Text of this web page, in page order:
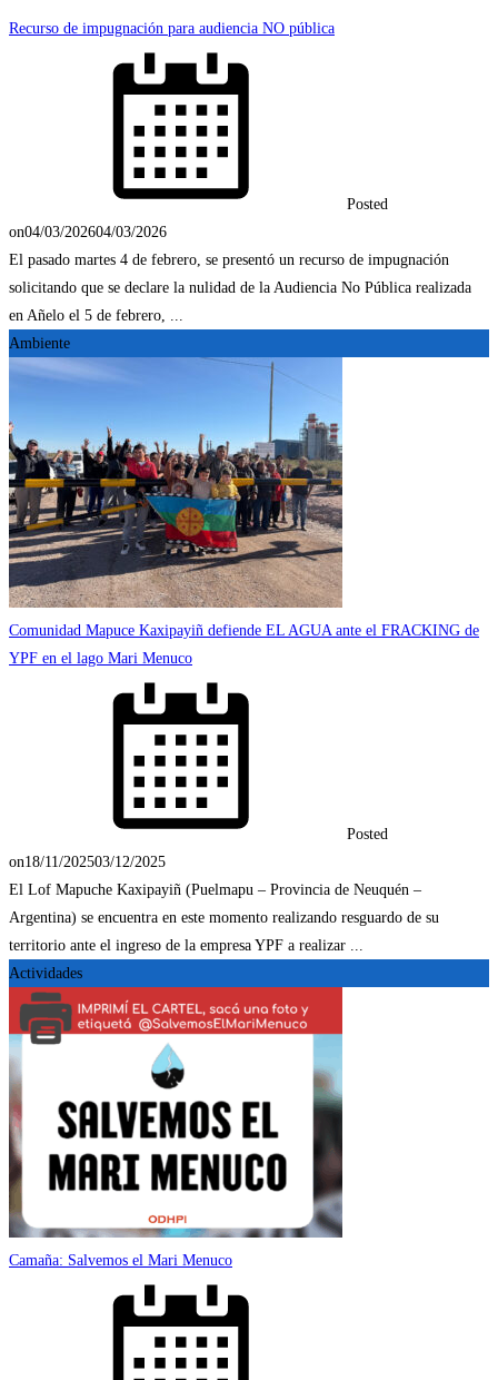
Recurso de impugnación para audiencia NO pública
Posted
on04/03/202604/03/2026
El pasado martes 4 de febrero, se presentó un recurso de impugnación
solicitando que se declare la nulidad de la Audiencia No Pública realizada
en Añelo el 5 de febrero, ...
Ambiente
Comunidad Mapuce Kaxipayiñ defiende EL AGUA ante el FRACKING de
YPF en el lago Mari Menuco
Posted
on18/11/202503/12/2025
El Lof Mapuche Kaxipayiñ (Puelmapu – Provincia de Neuquén –
Argentina) se encuentra en este momento realizando resguardo de su
territorio ante el ingreso de la empresa YPF a realizar ...
Actividades
Camaña: Salvemos el Mari Menuco